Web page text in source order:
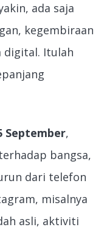
ada saja
kegembiraan
digital. Itulah
September,
bangsa,
dari telefon
misalnya
asli, aktiviti